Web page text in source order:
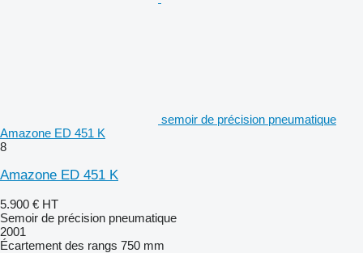
semoir de précision pneumatique
Amazone ED 451 K
8
Amazone ED 451 K
5.900 € HT
Semoir de précision pneumatique
2001
Écartement des rangs 750 mm